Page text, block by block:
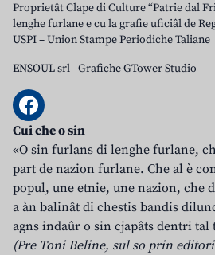
Proprietât Clape di Culture “Patrie dal
lenghe furlane e cu la grafie uficiâl de
USPI – Union Stampe Periodiche Taliane
ENSOUL srl-Grafiche GTower Studio
Cui che o sin
«O sin furlans di lenghe furlane,
part de nazion furlane. Che al è
popul, une etnie, une nazion, che
a àn balinât di chestis bandis
agns indaûr o sin cjapâts dentri tal
(Pre Toni Beline, sul so prin